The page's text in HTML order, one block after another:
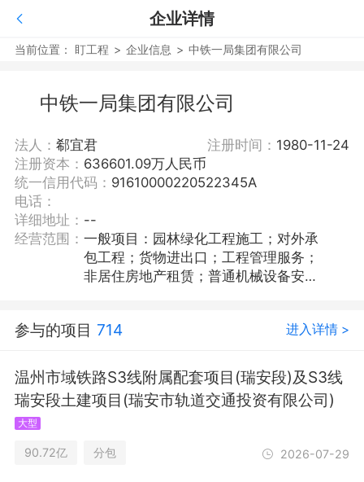
企业详情
当前位置： 盯工程 > 企业信息 > 中铁一局集团有限公司
中铁一局集团有限公司
法人： 郗宜君 注册时间： 1980-11-24
注册资本： 636601.09万人民币
统一信用代码： 91610000220522345A
电话：
详细地址： --
经营范围： 一般项目：园林绿化工程施工；对外承
包工程；货物进出口；工程管理服务；
非居住房地产租赁；普通机械设备安装
内货物运输代理；装卸搬运；运输设备
售；砼结构构件制造；砼结构构件销
售；普通货物仓储服务（不含危险化学
品等需许可审批的项目）；国内贸易代
理；广告制作；广告发布；人力资源服
务（不含职业中介活动、劳务派遣服
参与的项目 714 进入详情 >
温州市域铁路S3线附属配套项目(瑞安段)及S3线
瑞安段土建项目(瑞安市轨道交通投资有限公司)
大型
90.72亿 分包 2026-07-29